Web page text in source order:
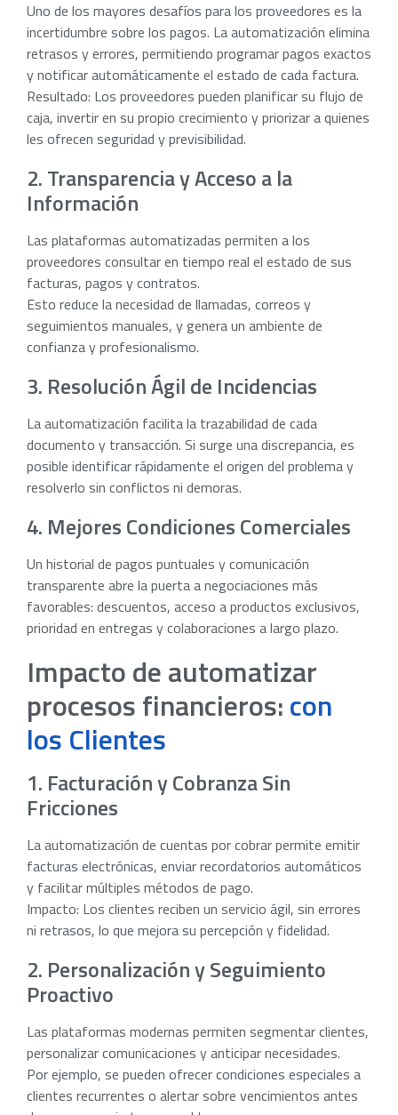
Uno de los mayores desafíos para los proveedores es la
incertidumbre sobre los pagos. La automatización elimina
retrasos y errores, permitiendo programar pagos exactos
y notificar automáticamente el estado de cada factura.
Resultado: Los proveedores pueden planificar su flujo de
caja, invertir en su propio crecimiento y priorizar a quienes
les ofrecen seguridad y previsibilidad.
2. Transparencia y Acceso a la
Información
Las plataformas automatizadas permiten a los
proveedores consultar en tiempo real el estado de sus
facturas, pagos y contratos.
Esto reduce la necesidad de llamadas, correos y
seguimientos manuales, y genera un ambiente de
confianza y profesionalismo.
3. Resolución Ágil de Incidencias
La automatización facilita la trazabilidad de cada
documento y transacción. Si surge una discrepancia, es
posible identificar rápidamente el origen del problema y
resolverlo sin conflictos ni demoras.
4. Mejores Condiciones Comerciales
Un historial de pagos puntuales y comunicación
transparente abre la puerta a negociaciones más
favorables: descuentos, acceso a productos exclusivos,
prioridad en entregas y colaboraciones a largo plazo.
Impacto de automatizar
procesos financieros:con
los Clientes
1. Facturación y Cobranza Sin
Fricciones
La automatización de cuentas por cobrar permite emitir
facturas electrónicas, enviar recordatorios automáticos
y facilitar múltiples métodos de pago.
Impacto: Los clientes reciben un servicio ágil, sin errores
ni retrasos, lo que mejora su percepción y fidelidad.
2. Personalización y Seguimiento
Proactivo
Las plataformas modernas permiten segmentar clientes,
personalizar comunicaciones y anticipar necesidades.
Por ejemplo, se pueden ofrecer condiciones especiales a
clientes recurrentes o alertar sobre vencimientos antes